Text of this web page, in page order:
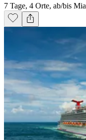
7 Tage, 4 Orte, ab/bis